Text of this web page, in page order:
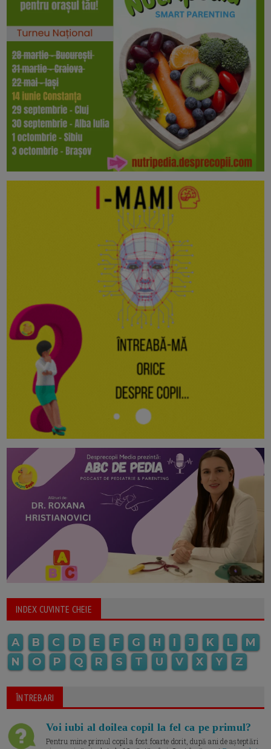
INDEX CUVINTE CHEIE
A B C D E F G H I J K L
M
N
O P Q R S T U V X Y Z
ÎNTREBARI
Voi iubi al doilea copil la fel ca pe primul?
Pentru mine primul copil a fost foarte dorit, după ani de așteptări